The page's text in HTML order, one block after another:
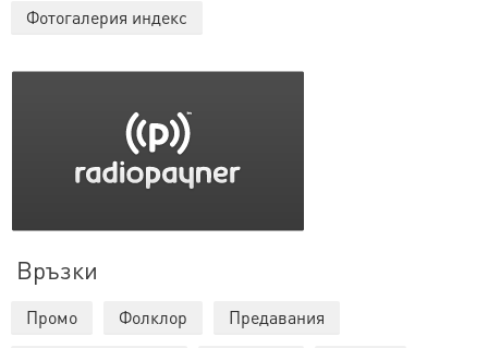
Фотогалерия индекс
Връзки
Промо Фолклор
Предавания